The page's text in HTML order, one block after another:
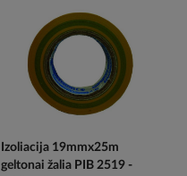
Izoliacija 19mmx25m
geltonai žalia PIB 2519 -